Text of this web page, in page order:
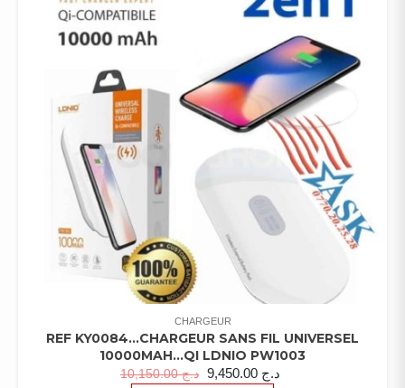
CHARGEUR
REF KY0084…CHARGEUR SANS FIL UNIVERSEL
10000MAH…QI LDNIO PW1003
د.ج10,150.00 د.ج